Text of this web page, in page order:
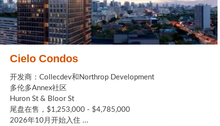
Cielo Condos
开发商：Collecdev和Northrop Development
多伦多Annex社区
Huron St & Bloor St
尾盘在售，$1,253,000 - $4,785,000
2026年10月开始入住 ...